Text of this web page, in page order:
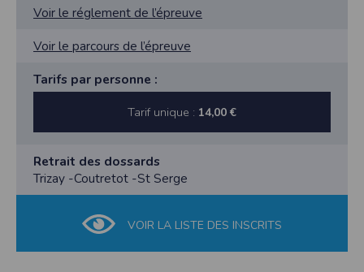
Voir le réglement de l’épreuve
Voir le parcours de l’épreuve
Tarifs par personne :
Tarif unique : 14,00 €
Retrait des dossards
Trizay -Coutretot -St Serge
VOIR LA LISTE DES INSCRITS